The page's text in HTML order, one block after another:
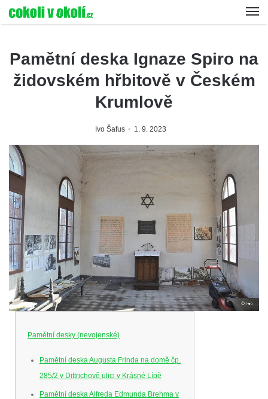
Pamětní deska Ignaze Spiro na
židovském hřbitově v Českém
Krumlově
Ivo Šafus 1. 9. 2023
Pamětní desky (nevojenské)
Pamětní deska Augusta Frinda na domě čp.
285/2 v Dittrichově ulici v Krásné Lípě
Pamětní deska Alfreda Edmunda Brehma v